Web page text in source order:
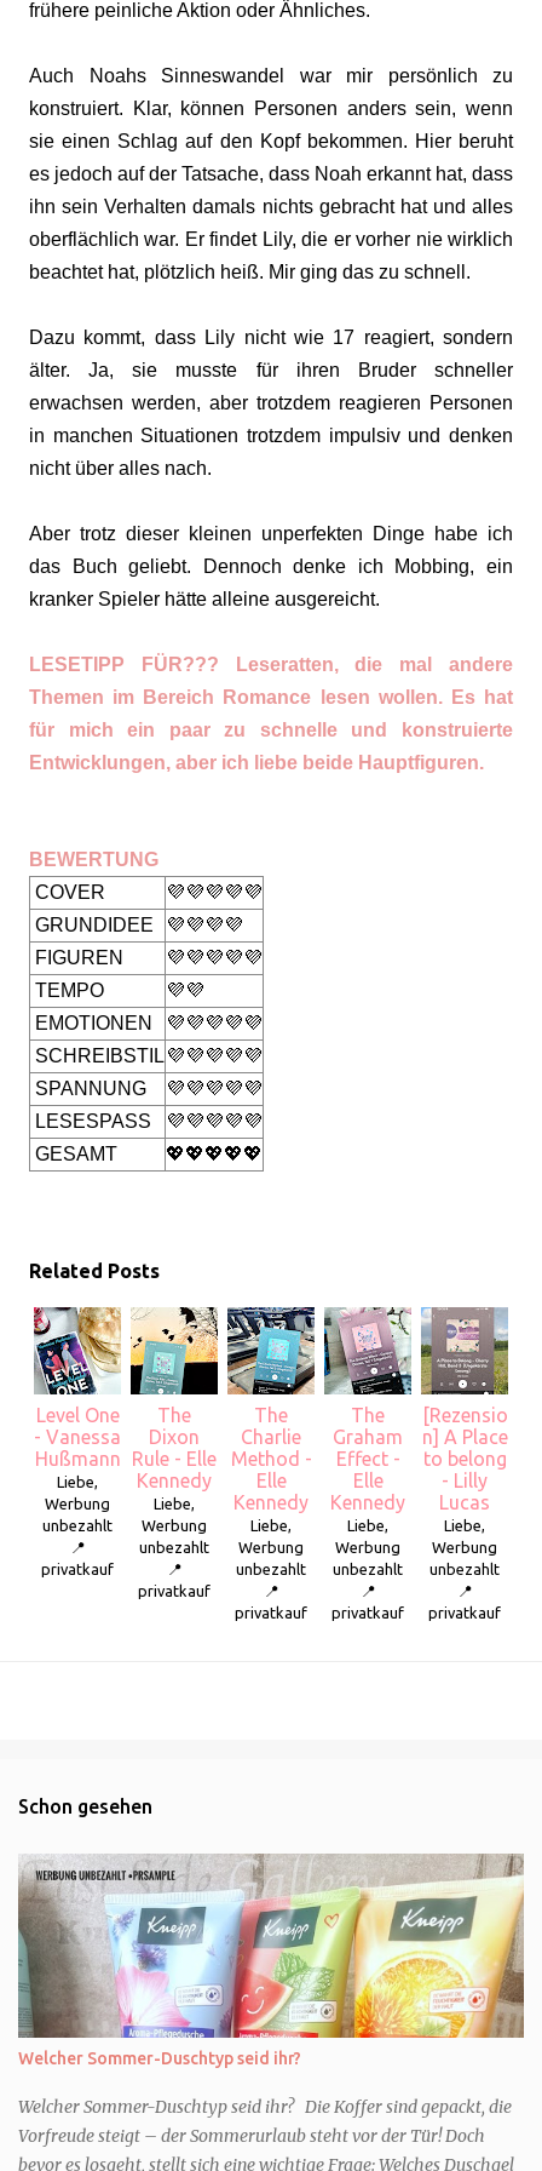
frühere peinliche Aktion oder Ähnliches.
Auch Noahs Sinneswandel war mir persönlich zu
konstruiert. Klar, können Personen anders sein, wenn
sie einen Schlag auf den Kopf bekommen. Hier beruht
es jedoch auf der Tatsache, dass Noah erkannt hat, dass
ihn sein Verhalten damals nichts gebracht hat und alles
oberflächlich war. Er findet Lily, die er vorher nie wirklich
beachtet hat, plötzlich heiß. Mir ging das zu schnell.
Dazu kommt, dass Lily nicht wie 17 reagiert, sondern
älter. Ja, sie musste für ihren Bruder schneller
erwachsen werden, aber trotzdem reagieren Personen
in manchen Situationen trotzdem impulsiv und denken
nicht über alles nach.
Aber trotz dieser kleinen unperfekten Dinge habe ich
das Buch geliebt. Dennoch denke ich Mobbing, ein
kranker Spieler hätte alleine ausgereicht.
LESETIPP FÜR??? Leseratten, die mal andere
Themen im Bereich Romance lesen wollen. Es hat
für mich ein paar zu schnelle und konstruierte
Entwicklungen, aber ich liebe beide Hauptfiguren.
BEWERTUNG
COVER
💜💜💜💜💜
GRUNDIDEE
💜💜💜💜
FIGUREN
💜💜💜💜💜
TEMPO
💜💜
EMOTIONEN
💜💜💜💜💜
SCHREIBSTIL 💜💜💜💜💜
SPANNUNG
💜💜💜💜💜
LESESPASS
💜💜💜💜💜
GESAMT
💖💖💖💖💖
Related Posts
Level One
- Vanessa
Hußmann
Liebe,
Werbung
unbezahlt
📍
privatkauf
The
Dixon
Rule - Elle
Kennedy
Liebe,
Werbung
unbezahlt
📍
privatkauf
The
Charlie
Method -
Elle
Kennedy
Liebe,
Werbung
unbezahlt
📍
privatkauf
The
Graham
Effect -
Elle
Kennedy
Liebe,
Werbung
unbezahlt
📍
privatkauf
[Rezensio
n] A Place
to belong
- Lilly
Lucas
Liebe,
Werbung
unbezahlt
📍
privatkauf
Schon gesehen
Welcher Sommer-Duschtyp seid ihr?
Welcher Sommer-Duschtyp seid ihr? Die Koffer sind gepackt, die
Vorfreude steigt – der Sommerurlaub steht vor der Tür! Doch
bevor es losgeht, stellt sich eine wichtige Frage: Welches Duschgel